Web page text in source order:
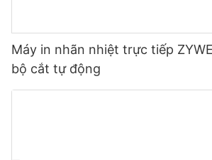
Máy in nhãn nhiệt trực tiếp
bộ cắt tự động